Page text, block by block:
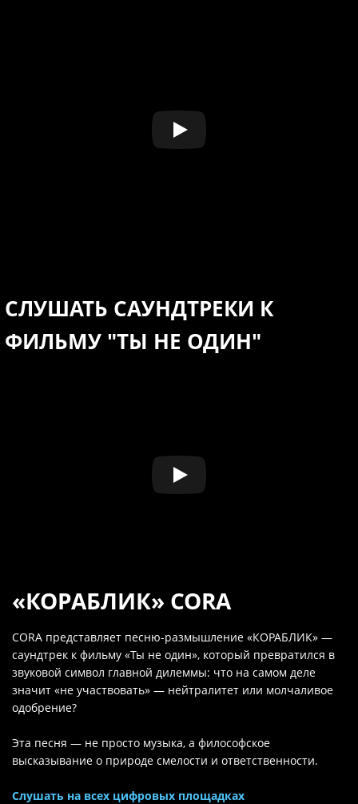
СЛУШАТЬ САУНДТРЕКИ К
ФИЛЬМУ "ТЫ НЕ ОДИН"
«КОРАБЛИК» CORA
CORA представляет песню-размышление «КОРАБЛИК» —
саундтрек к фильму «Ты не один», который превратился в
звуковой символ главной дилеммы: что на самом деле
значит «не участвовать» — нейтралитет или молчаливое
одобрение?
Эта песня — не просто музыка, а философское
высказывание о природе смелости и ответственности.
Слушать на всех цифровых площадках